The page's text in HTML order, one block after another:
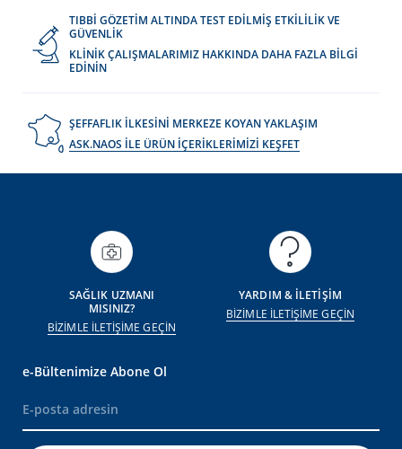
TIBBİ GÖZETİM ALTINDA TEST EDİLMİŞ ETKİLİLİK VE
GÜVENLİK
KLİNİK ÇALIŞMALARIMIZ HAKKINDA DAHA FAZLA BİLGİ
EDİNİN
ŞEFFAFLIK İLKESİNİ MERKEZE KOYAN YAKLAŞIM
ASK.NAOS İLE ÜRÜN İÇERİKLERİMİZİ KEŞFET
SAĞLIK UZMANI
MISINIZ?
BİZİMLE İLETİŞİME GEÇİN
YARDIM & İLETİŞİM
BİZİMLE İLETİŞİME GEÇİN
e-Bültenimize Abone Ol